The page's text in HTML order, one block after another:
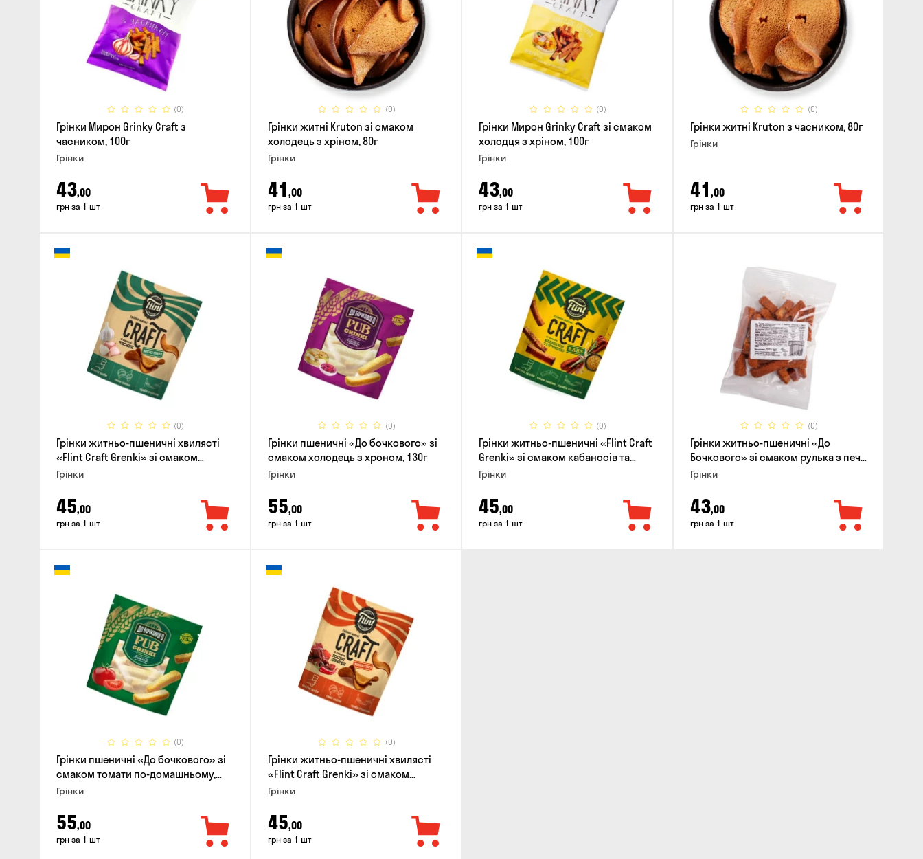
(0)
Грінки Мирон Grinky Craft з
часником, 100г
Грінки
43,00
грн за 1 шт
(0)
Грінки житні Kruton зі смаком
холодець з хріном, 80г
Грінки
41 ,00
грн за 1 шт
(0)
Грінки Мирон Grinky Craft зі смаком
холодця з хріном, 100г
Грінки
43,00
грн за 1 шт
(0)
Грінки житні Kruton з часником, 80г
Грінки
41 ,00
грн за 1 шт
(0)
Грінки житньо-пшеничні хвилясті
«Flint Craft Grenki» зі смаком
часнику, 80г
Грінки
45,00
грн за 1 шт
(0)
Грінки пшеничні «До бочкового» зі
смаком холодець з хроном, 130г
Грінки
55,00
грн за 1 шт
(0)
Грінки житньо-пшеничні «Flint Craft
Grenki» зі смаком кабаносів та
гірчиці, 80г
Грінки
45,00
грн за 1 шт
(0)
Грінки житньо-пшеничні «До
Бочкового» зі смаком рулька з печі,
100г
Грінки
43,00
грн за 1 шт
(0)
Грінки пшеничні «До бочкового» зі
смаком томати по-домашньому,
120г
Грінки
55,00
грн за 1 шт
(0)
Грінки житньо-пшеничні хвилясті
«Flint Craft Grenki» зі смаком
гострих джерки, 80г
Грінки
45,00
грн за 1 шт